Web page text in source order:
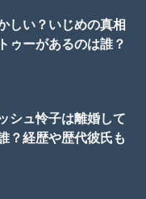
しい？いじめの真相
ゥーがあるのは誰？
シュ怜子は離婚して
？経歴や歴代彼氏も